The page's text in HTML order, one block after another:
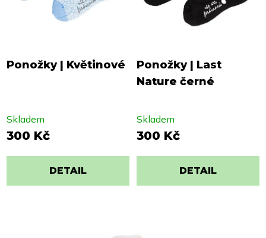
Ponožky | Květinové
Skladem
300 Kč
DETAIL
Ponožky | Last
Nature černé
Skladem
300 Kč
DETAIL